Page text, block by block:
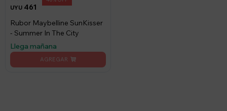
UYU 461
Rubor Maybelline SunKisser
- Summer In The City
Llega mañana